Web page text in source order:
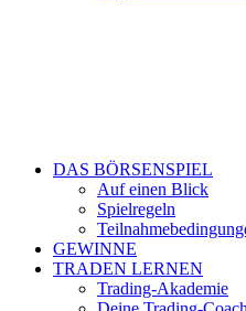
DAS BÖRSENSPIEL
Auf einen Blick
Spielregeln
GEWINNE
TRADEN LERNEN
Trading-Akademie